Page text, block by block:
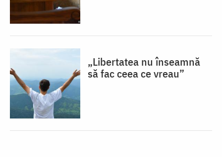
„Libertatea nu înseamnă
să fac ceea ce vreau”